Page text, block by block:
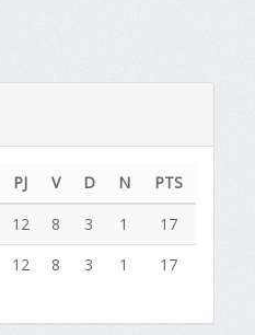
PJ V D N
PTS
12 8 3 1
17
12 8 3 1 17